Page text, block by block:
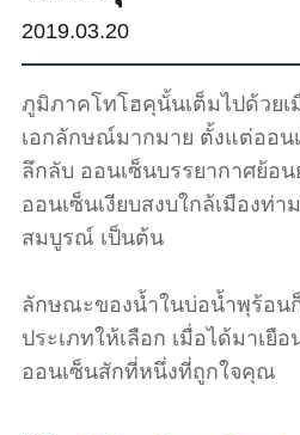
2019.03.20
ภูมิภาคโทโฮคุนั้นเต็มไปด้วย
เอกลักษณ์มากมาย ตั้งแต่ออน
ลึกลับ ออนเซ็นบรรยากาศย้อ
ออนเซ็นเงียบสงบใกล้เมืองท่
สมบูรณ์ เป็นต้น
ลักษณะของน้ำในบ่อน้ำพุร้อน
ประเภทให้เลือก เมื่อได้มาเยื
ออนเซ็นสักที่หนึ่งที่ถูกใจคุณ